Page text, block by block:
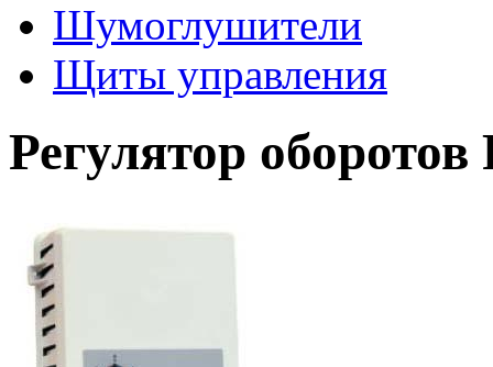
Шумоглушители
Щиты управления
Регулятор